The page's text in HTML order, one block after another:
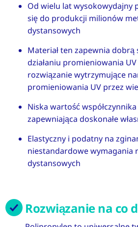
Od wielu lat wysokowydajny
się do produkcji milionów
dystansowych
Materiał ten zapewnia
działaniu promieniowania
rozwiązanie wytrzymujące
promieniowania UV przez
Niska wartość
zapewniająca doskonałe
Elastyczny i podatny na
niestandardowe wymagania
dystansowych
Rozwiązanie na co